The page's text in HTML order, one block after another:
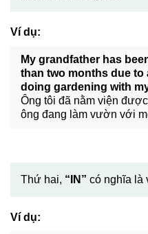
Ví dụ:
My grandfather has
than two months due to
doing gardening with
Ông tôi đã nằm viện
ông đang làm vườn với
Thứ hai, “IN” có nghĩa là
Ví dụ: